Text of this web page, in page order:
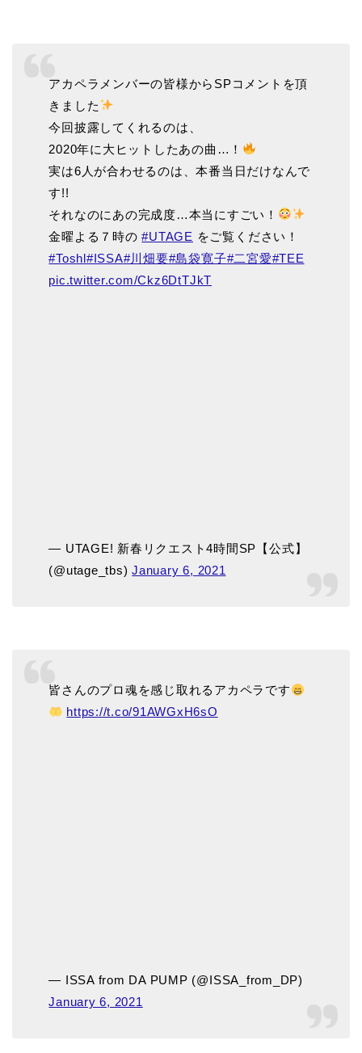
アカペラメンバーの皆様からSPコメントを頂
きました
今回披露してくれるのは、
2020年に大ヒットしたあの曲…！
実は6人が合わせるのは、本番当日だけなんで
す!!
それなのにあの完成度…本当にすごい！
金曜よる７時の#UTAGE をご覧ください！
#Toshl#ISSA#川畑要#島袋寛子#二宮愛#TEE
pic.twitter.com/Ckz6DtTJkT
— UTAGE! 新春リクエスト4時間SP【公式】
(@utage_tbs)January 6, 2021
皆さんのプロ魂を感じ取れるアカペラです
https://t.co/91AWGxH6sO
— ISSA from DA PUMP (@ISSA_from_DP)
January 6, 2021